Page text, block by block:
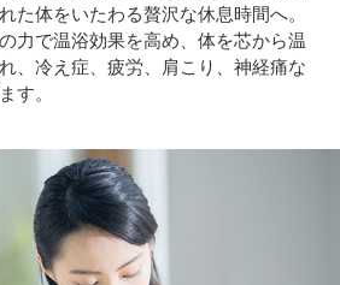
た体をいたわる贅沢な休息時間へ。
力で温浴効果を高め、体を芯から温
、冷え症、疲労、肩こり、神経痛な
す。